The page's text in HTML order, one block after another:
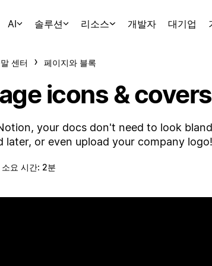
AI 솔루션 리소스 개발자 대기업
센터 페이지와 블록
icons & covers
your docs don't need to look
later, or even upload your company logo!
소요 시간: 2분